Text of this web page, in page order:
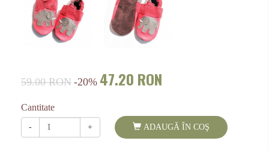
59.00 RON -20% 47.20 RON
Cantitate
- + ADAUGĂ ÎN COŞ